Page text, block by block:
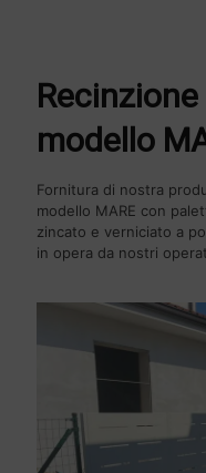
modello
Fornitura di nostra
modello MARE con
zincato e verniciato a
in opera da nostri